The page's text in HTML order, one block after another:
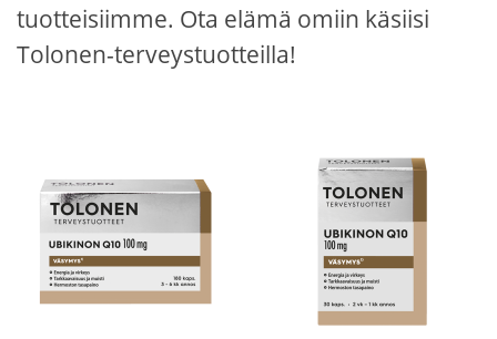
tuotteisiimme. Ota elämä omiin käsiisi
Tolonen-terveystuotteilla!